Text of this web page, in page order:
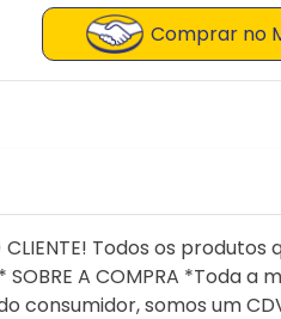
Comprar no
Todos os
A COMPRA *Toda a
somos um CDV